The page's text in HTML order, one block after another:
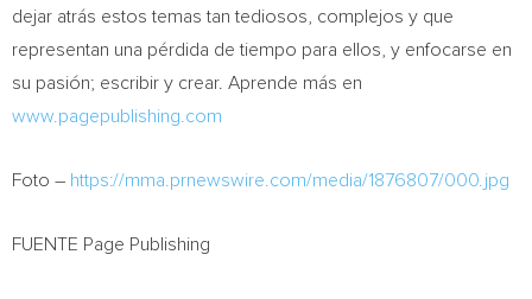
dejar atrás estos temas tan tediosos, complejos y que
representan una pérdida de tiempo para ellos, y enfocarse en
su pasión; escribir y crear. Aprende más en
www.pagepublishing.com
Foto – https://mma.prnewswire.com/media/1876807/000.jpg
FUENTE Page Publishing